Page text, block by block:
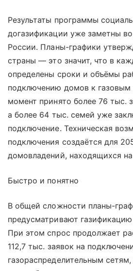
Результаты программы
догазификации уже заметны
России. Планы-графики
страны — это значит, что в
определены сроки и объёмы
подключению домов к газовым
момент принято более 76 тыс.
а более 64 тыс. семей уже
подключение. Техническая
подключения создаётся для
домовладений, находящихся
Быстро и понятно
В общей сложности планы-
предусматривают
При этом спрос продолжает
112,7 тыс. заявок на
газораспределительным